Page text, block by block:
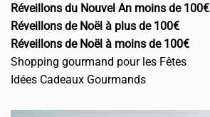
Réveillons du Nouvel An moins de 100€
Réveillons de Noël à plus de 100€
Réveillons de Noël à moins de 100€
Shopping gourmand pour les Fêtes
Idées Cadeaux Gourmands